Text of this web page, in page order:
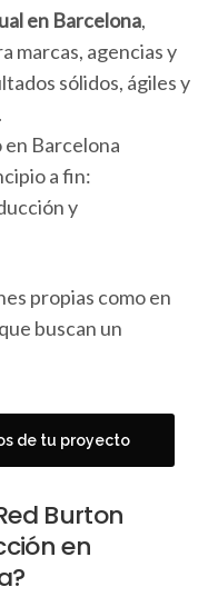
en Barcelona,
marcas, agencias y
sólidos, ágiles y
Barcelona
a fin:
y
propias como en
buscan un
de tu proyecto
Burton
en